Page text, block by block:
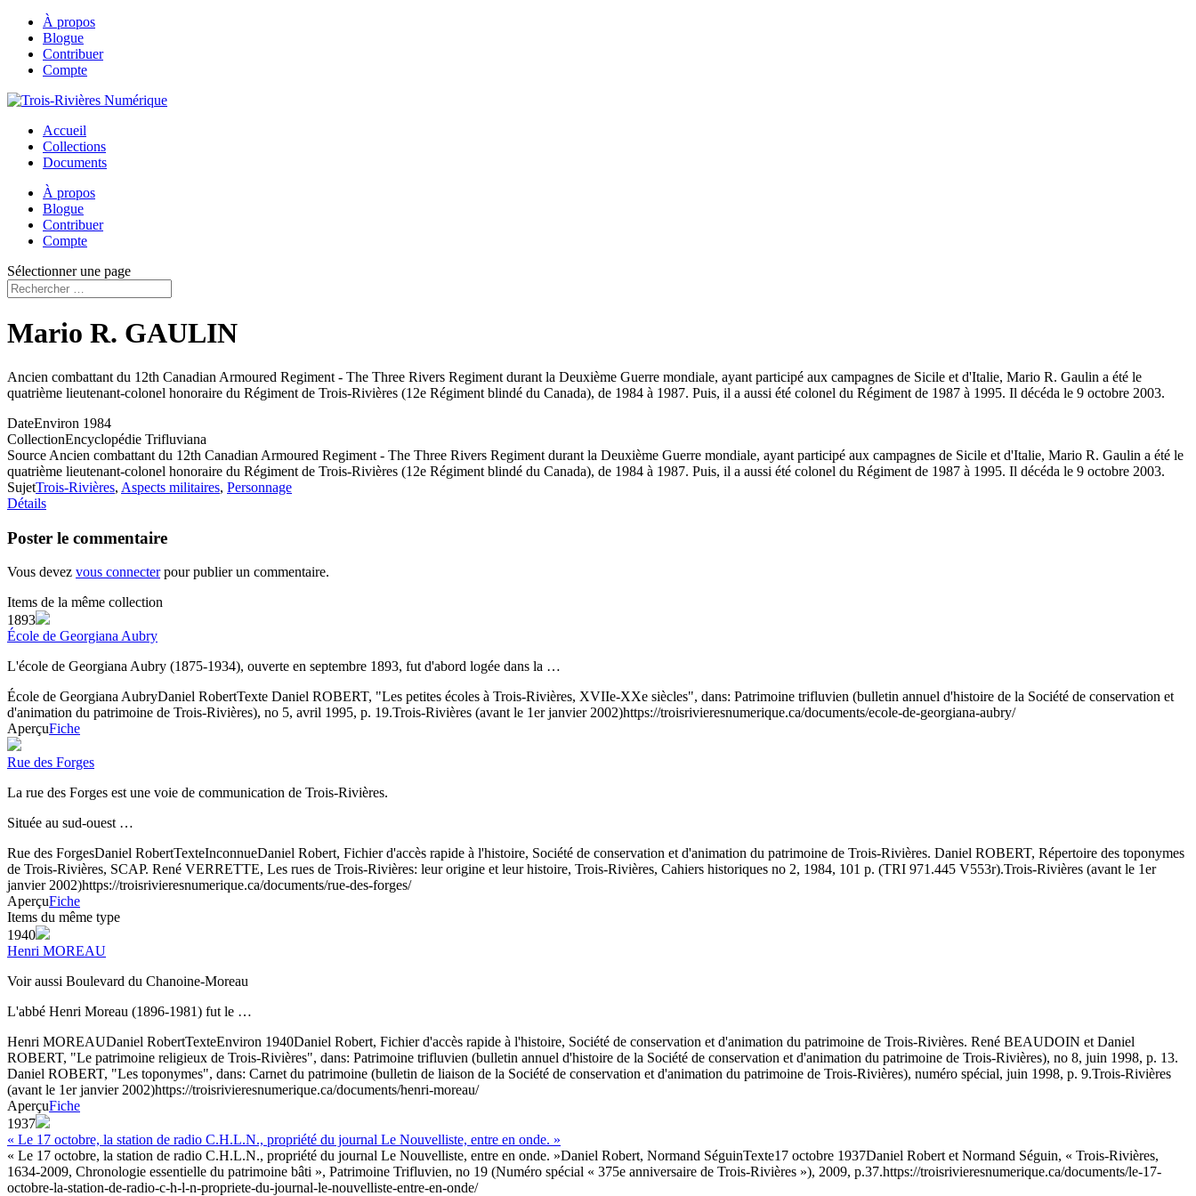
À propos
Blogue
Contribuer
Compte
Accueil
Collections
Documents
À propos
Blogue
Contribuer
Compte
Sélectionner une page
Mario R. GAULIN
Ancien combattant du 12th Canadian Armoured Regiment - The Three Rivers Regiment durant la Deuxième Guerre mondiale, ayant participé aux campagnes de Sicile et d'Italie, Mario R. Gaulin a été le
quatrième lieutenant-colonel honoraire du Régiment de Trois-Rivières (12e Régiment blindé du Canada), de 1984 à 1987. Puis, il a aussi été colonel du Régiment de 1987 à 1995. Il décéda le 9 octobre 2003.
DateEnviron 1984
CollectionEncyclopédie Trifluviana
Source Ancien combattant du 12th Canadian Armoured Regiment - The Three Rivers Regiment durant la Deuxième Guerre mondiale, ayant participé aux campagnes de Sicile et d'Italie, Mario R. Gaulin a été le
quatrième lieutenant-colonel honoraire du Régiment de Trois-Rivières (12e Régiment blindé du Canada), de 1984 à 1987. Puis, il a aussi été colonel du Régiment de 1987 à 1995. Il décéda le 9 octobre 2003.
SujetTrois-Rivières, Aspects militaires, Personnage
Détails
Poster le commentaire
Vous devez vous connecterpour publier un commentaire.
Items de la même collection
1893
École de Georgiana Aubry
L'école de Georgiana Aubry (1875-1934), ouverte en septembre 1893, fut d'abord logée dans la …
École de Georgiana AubryDaniel RobertTexte Daniel ROBERT, "Les petites écoles à Trois-Rivières, XVIIe-XXe siècles", dans: Patrimoine trifluvien (bulletin annuel d'histoire de la Société de conservation et
d'animation du patrimoine de Trois-Rivières), no 5, avril 1995, p. 19.Trois-Rivières (avant le 1er janvier 2002)https://troisrivieresnumerique.ca/documents/ecole-de-georgiana-aubry/
AperçuFiche
Rue des Forges
La rue des Forges est une voie de communication de Trois-Rivières.
Située au sud-ouest …
Rue des ForgesDaniel RobertTexteInconnueDaniel Robert, Fichier d'accès rapide à l'histoire, Société de conservation et d'animation du patrimoine de Trois-Rivières. Daniel ROBERT, Répertoire des toponymes
de Trois-Rivières, SCAP. René VERRETTE, Les rues de Trois-Rivières: leur origine et leur histoire, Trois-Rivières, Cahiers historiques no 2, 1984, 101 p. (TRI 971.445 V553r).Trois-Rivières (avant le 1er
janvier 2002)https://troisrivieresnumerique.ca/documents/rue-des-forges/
AperçuFiche
Items du même type
1940
Henri MOREAU
Voir aussi Boulevard du Chanoine-Moreau
L'abbé Henri Moreau (1896-1981) fut le …
Henri MOREAUDaniel RobertTexteEnviron 1940Daniel Robert, Fichier d'accès rapide à l'histoire, Société de conservation et d'animation du patrimoine de Trois-Rivières. René BEAUDOIN et Daniel
ROBERT, "Le patrimoine religieux de Trois-Rivières", dans: Patrimoine trifluvien (bulletin annuel d'histoire de la Société de conservation et d'animation du patrimoine de Trois-Rivières), no 8, juin 1998, p. 13.
Daniel ROBERT, "Les toponymes", dans: Carnet du patrimoine (bulletin de liaison de la Société de conservation et d'animation du patrimoine de Trois-Rivières), numéro spécial, juin 1998, p. 9.Trois-Rivières
(avant le 1er janvier 2002)https://troisrivieresnumerique.ca/documents/henri-moreau/
AperçuFiche
1937
« Le 17 octobre, la station de radio C.H.L.N., propriété du journal Le Nouvelliste, entre en onde. »
« Le 17 octobre, la station de radio C.H.L.N., propriété du journal Le Nouvelliste, entre en onde. »Daniel Robert, Normand SéguinTexte17 octobre 1937Daniel Robert et Normand Séguin, « Trois-Rivières,
1634-2009, Chronologie essentielle du patrimoine bâti », Patrimoine Trifluvien, no 19 (Numéro spécial « 375e anniversaire de Trois-Rivières »), 2009, p.37.https://troisrivieresnumerique.ca/documents/le-17-
octobre-la-station-de-radio-c-h-l-n-propriete-du-journal-le-nouvelliste-entre-en-onde/